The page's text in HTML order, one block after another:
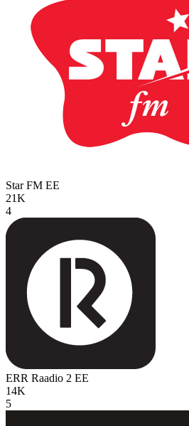
Star FM EE
21K
4
ERR Raadio 2 EE
14K
5